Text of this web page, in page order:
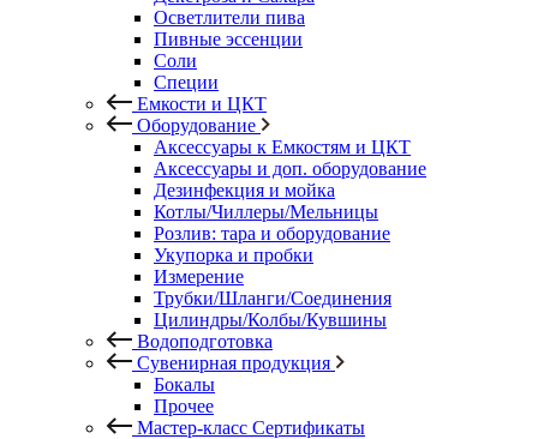
Осветлители пива
Пивные эссенции
Соли
Специи
Емкости и ЦКТ
Оборудование
Аксессуары к Емкостям и ЦКТ
Аксессуары и доп. оборудование
Дезинфекция и мойка
Котлы/Чиллеры/Мельницы
Розлив: тара и оборудование
Укупорка и пробки
Измерение
Трубки/Шланги/Соединения
Цилиндры/Колбы/Кувшины
Водоподготовка
Сувенирная продукция
Бокалы
Прочее
Мастер-класс Сертификаты